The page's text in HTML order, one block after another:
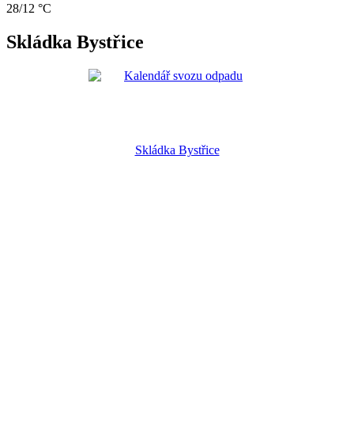
28/12 °C
Skládka Bystřice
Skládka Bystřice